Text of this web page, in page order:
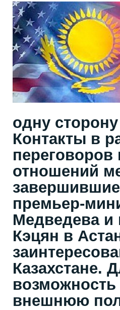
одну
Контакты в
переговоров
отношений
премьер-
Медведева и
Кэцян в
Казахстане.
внешнюю